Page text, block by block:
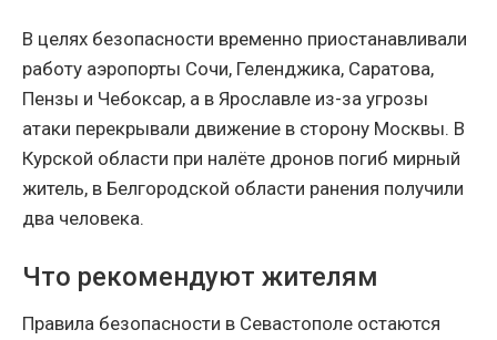
В целях безопасности временно приостанавливали
работу аэропорты Сочи, Геленджика, Саратова,
Пензы и Чебоксар, а в Ярославле из-за угрозы
атаки перекрывали движение в сторону Москвы. В
Курской области при налёте дронов погиб мирный
житель, в Белгородской области ранения получили
два человека.
Что рекомендуют жителям
Правила безопасности в Севастополе остаются